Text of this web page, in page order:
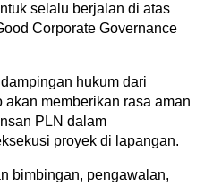
selalu berjalan di atas
Corporate Governance
hukum dari
memberikan rasa aman
PLN dalam
proyek di lapangan.
bimbingan, pengawalan,